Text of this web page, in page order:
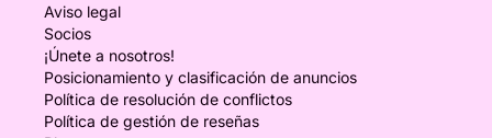
Aviso legal
Socios
¡Únete a nosotros!
Posicionamiento y clasificación de anuncios
Política de resolución de conflictos
Política de gestión de reseñas